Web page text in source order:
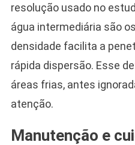
resolução usado no
água intermediária são
densidade facilita a
rápida dispersão. Esse
áreas frias, antes
atenção.
Manutenção e